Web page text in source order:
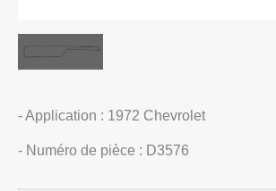
- Application : 1972 Chevrolet
- Numéro de pièce : D3576